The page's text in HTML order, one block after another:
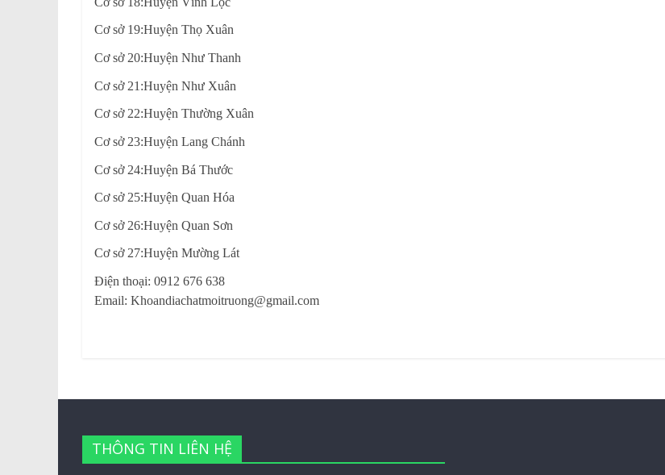
Cơ sở 19:Huyện Thọ Xuân
Cơ sở 20:Huyện Như Thanh
Cơ sở 21:Huyện Như Xuân
Cơ sở 22:Huyện Thường Xuân
Cơ sở 23:Huyện Lang Chánh
Cơ sở 24:Huyện Bá Thước
Cơ sở 25:Huyện Quan Hóa
Cơ sở 26:Huyện Quan Sơn
Cơ sở 27:Huyện Mường Lát
Điện thoại: 0912 676 638
Email: Khoandiachatmoitruong@gmail.com
THÔNG TIN LIÊN HỆ